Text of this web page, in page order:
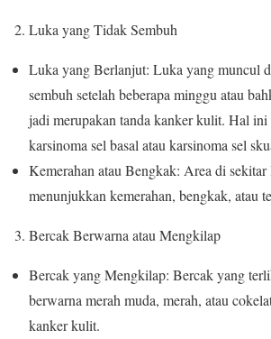
2. Luka yang Tidak Sembuh
Luka yang Berlanjut: Luka yang muncul
sembuh setelah beberapa minggu atau
jadi merupakan tanda kanker kulit. Hal ini
karsinoma sel basal atau karsinoma sel
Kemerahan atau Bengkak: Area di sekitar
menunjukkan kemerahan, bengkak, atau
3. Bercak Berwarna atau Mengkilap
Bercak yang Mengkilap: Bercak yang
berwarna merah muda, merah, atau
kanker kulit.